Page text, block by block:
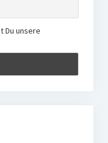
Du unsere